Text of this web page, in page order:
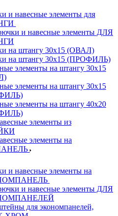
и навесные элементы для
и навесные элементы ДЛЯ
на штангу 30х15 (ОВАЛ)
на штангу 30х15 (ПРОФИЛЬ)
элементы на штангу 30х15
элементы на штангу 30х15
элементы на штангу 40х20
элементы из
элементы на
и навесные элементы на
и навесные элементы ДЛЯ
для экономпанелей,